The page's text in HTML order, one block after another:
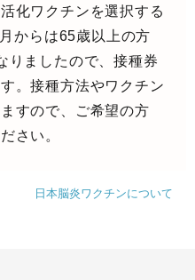
化ワクチンを選択する
からは65歳以上の方
りましたので、接種券
。接種方法やワクチン
すので、ご希望の方
さい。
日本脳炎ワクチンについて